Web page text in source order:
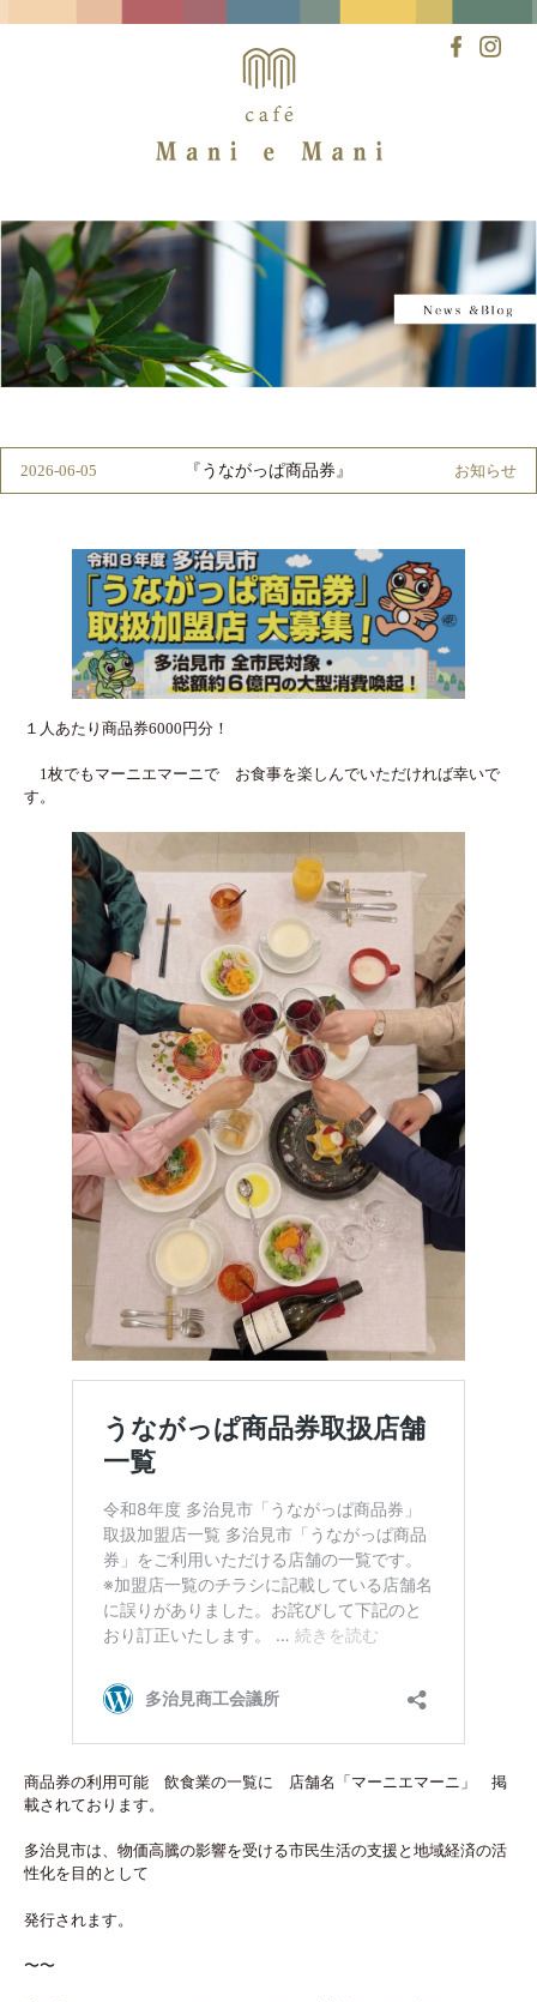
『うながっぱ商品券』
2026-06-05 お知らせ
１人あたり商品券6000円分！
1枚でもマーニエマーニで お食事を楽しんでいただければ幸いで
す。
商品券の利用可能 飲食業の一覧に 店舗名「マーニエマーニ」 掲
載されております。
多治見市は、物価高騰の影響を受ける市民生活の支援と地域経済の活
性化を目的として
発行されます。
〜〜